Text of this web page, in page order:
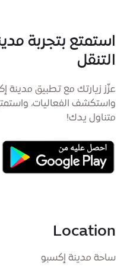
استمتع بتجربة
التنقل
عزّز زيارتك مع تطبيق
واستكشف الفعاليات،
متناول يدك!
Location
ساحة مدينة إكسبو